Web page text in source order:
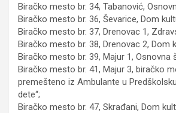
Biračko mesto br. 34, Tabanović,
Biračko mesto br. 36, Ševarice, Dom
Biračko mesto br. 37, Drenovac 1,
Biračko mesto br. 38, Drenovac 2, Dom
Biračko mesto br. 39, Majur 1, Osnovna
Biračko mesto br. 41, Majur 3, biračko
premešteno iz Ambulante u
dete“;
Biračko mesto br. 47, Skrađani, Dom